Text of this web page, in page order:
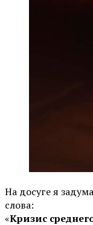
На досуге я
слова:
«Кризис